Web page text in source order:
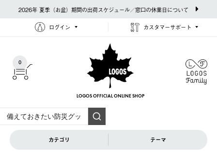
2026年 夏季（お盆）期間の出荷スケジュール／窓口の休業日について
ログイン カスタマーサポート
0
LOGOS OFFICIAL ONLINE SHOP
カテゴリ テーマ